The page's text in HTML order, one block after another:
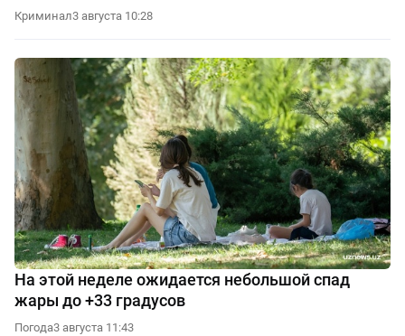
Криминал3 августа 10:28
На этой неделе ожидается небольшой спад
жары до +33 градусов
Погода3 августа 11:43